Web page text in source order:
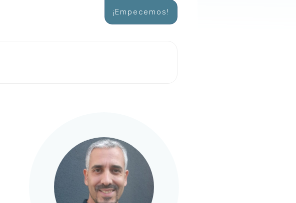
¡Empecemos!